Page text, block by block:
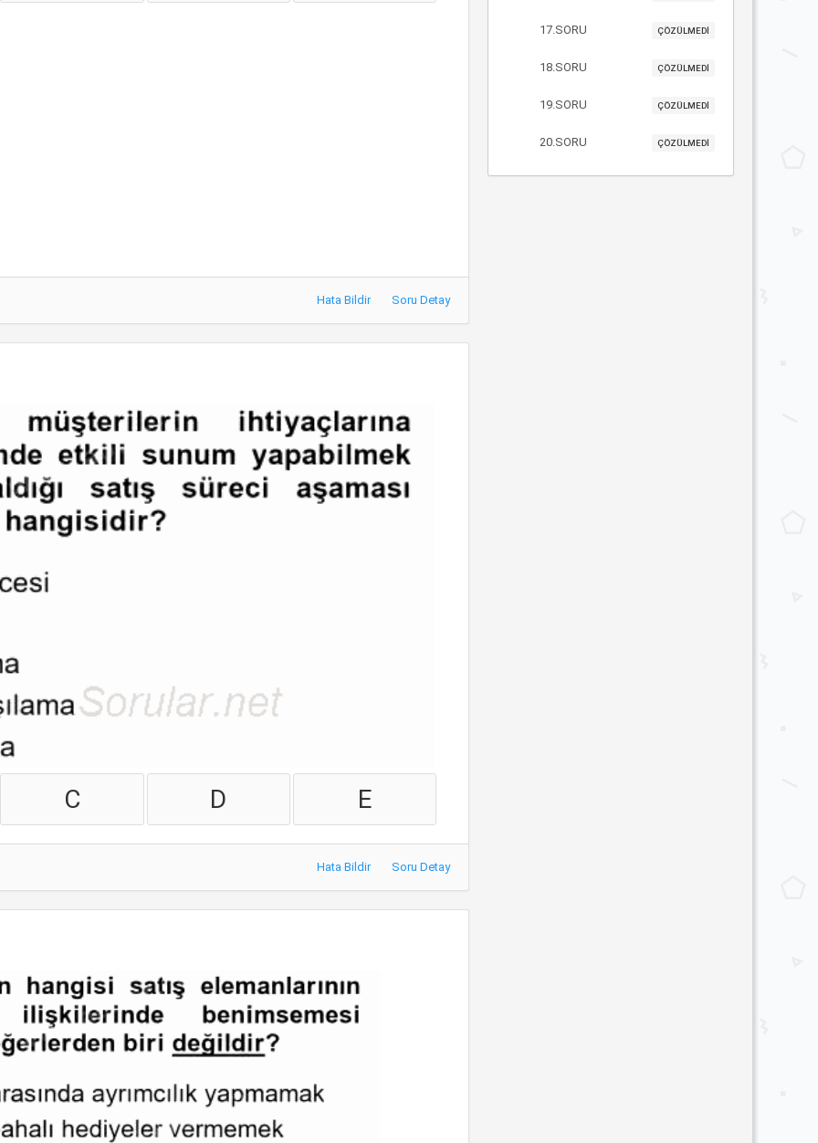
Hata Bildir Soru Detay
C D E
Hata Bildir Soru Detay
17.SORU ÇÖZÜLMEDİ
18.SORU ÇÖZÜLMEDİ
19.SORU ÇÖZÜLMEDİ
20.SORU ÇÖZÜLMEDİ